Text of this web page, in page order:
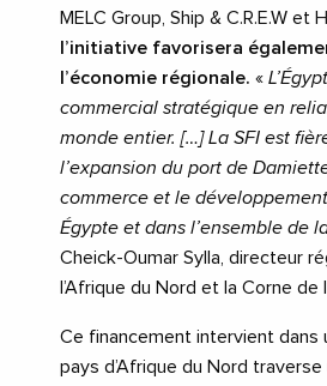
MELC Group, Ship & C.R.E.W et
l’initiative favorisera
l’économie régionale. «
commercial stratégique en
monde entier. […] La SFI est
l’expansion du port de
commerce et le
Égypte et dans l’ensemble de
Cheick-Oumar Sylla, directeur
l’Afrique du Nord et la Corne de
Ce financement intervient dans
pays d’Afrique du Nord traverse